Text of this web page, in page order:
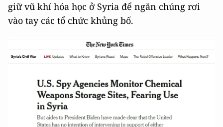
giữ vũ khí hóa học ở Syria để ngăn chúng rơi
vào tay các tổ chức khủng bố.